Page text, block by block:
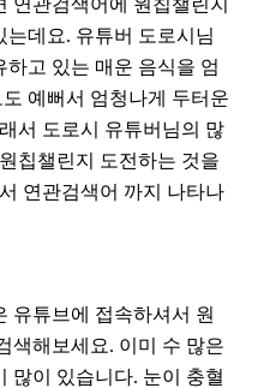
는데요. 유튜버 도로시님
하고 있는 매운 음식을 엄
예뻐서 엄청나게 두터운
서 도로시 유튜버님의 많
칩챌린지 도전하는 것을
연관검색어 까지 나타나
유튜브에 접속하셔서 원
색해보세요. 이미 수 많은
많이 있습니다. 눈이 충혈